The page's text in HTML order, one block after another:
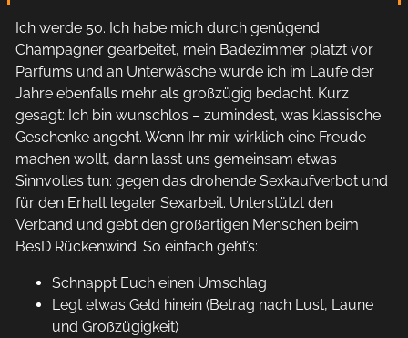
Ich werde 50. Ich habe mich durch genügend
Champagner gearbeitet, mein Badezimmer platzt vor
Parfums und an Unterwäsche wurde ich im Laufe der
Jahre ebenfalls mehr als großzügig bedacht. Kurz
gesagt: Ich bin wunschlos – zumindest, was klassische
Geschenke angeht. Wenn Ihr mir wirklich eine Freude
machen wollt, dann lasst uns gemeinsam etwas
Sinnvolles tun: gegen das drohende Sexkaufverbot und
für den Erhalt legaler Sexarbeit. Unterstützt den
Verband und gebt den großartigen Menschen beim
BesD Rückenwind. So einfach geht’s:
Schnappt Euch einen Umschlag
Legt etwas Geld hinein (Betrag nach Lust, Laune
und Großzügigkeit)